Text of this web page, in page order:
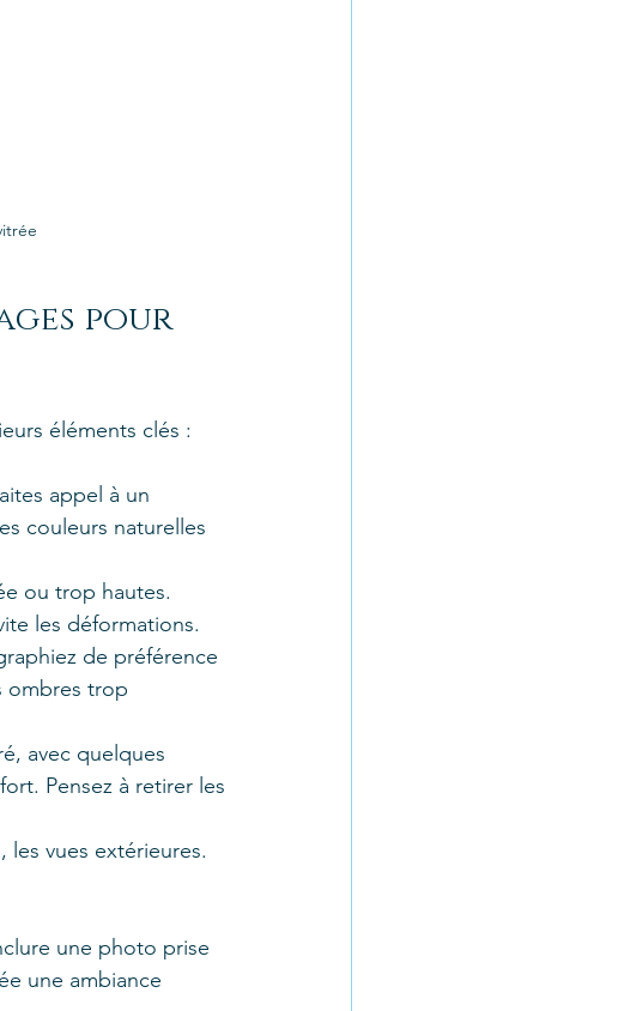
pour
éléments clés :
appel à un
couleurs naturelles
ou trop hautes.
les déformations.
de préférence
ombres trop
avec quelques
Pensez à retirer les
les vues extérieures.
une photo prise
une ambiance